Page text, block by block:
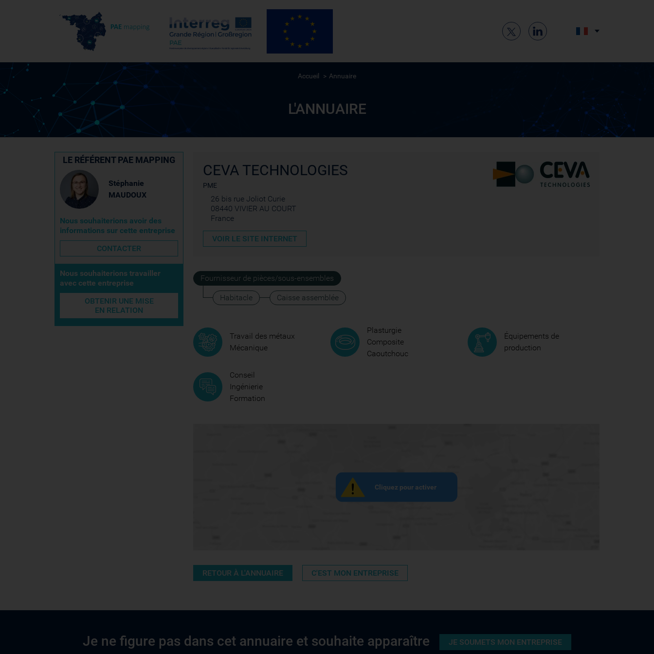
Accueil Annuaire
L'ANNUAIRE
CEVA TECHNOLOGIES
PME
26 bis rue Joliot Curie
08440 VIVIER AU COURT
France
VOIR LE SITE INTERNET
Fournisseur de pièces/sous-ensembles
Habitacle Caisse assemblée
Travail des métaux
Mécanique
Plasturgie
Composite
Caoutchouc
Équipements de
production
Conseil
Ingénierie
Formation
Cliquez pour activer
C'EST MON ENTREPRISE
RETOUR À L'ANNUAIRE
LE RÉFÉRENT PAE MAPPING
Stéphanie
MAUDOUX
Nous souhaiterions avoir des
informations sur cette entreprise
CONTACTER
Nous souhaiterions travailler
avec cette entreprise
OBTENIR UNE MISE
EN RELATION
Je ne figure pas dans cet annuaire et souhaite apparaître JE SOUMETS MON ENTREPRISE